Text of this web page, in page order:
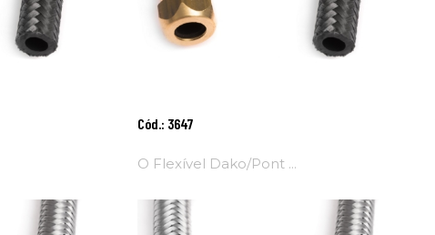
Cód.: 3647
O Flexível Dako/Pont ...
Adicionar
Ao